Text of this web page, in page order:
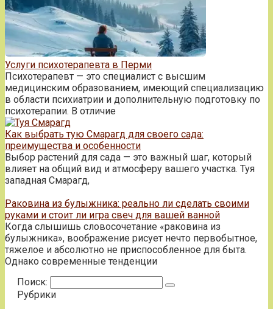
Услуги психотерапевта в Перми
Психотерапевт — это специалист с высшим
медицинским образованием, имеющий специализацию
в области психиатрии и дополнительную подготовку по
психотерапии. В отличие
Как выбрать тую Смарагд для своего сада:
преимущества и особенности
Выбор растений для сада — это важный шаг, который
влияет на общий вид и атмосферу вашего участка. Туя
западная Смарагд,
Раковина из булыжника: реально ли сделать своими
руками и стоит ли игра свеч для вашей ванной
Когда слышишь словосочетание «раковина из
булыжника», воображение рисует нечто первобытное,
тяжелое и абсолютно не приспособленное для быта.
Однако современные тенденции
Поиск:
Рубрики